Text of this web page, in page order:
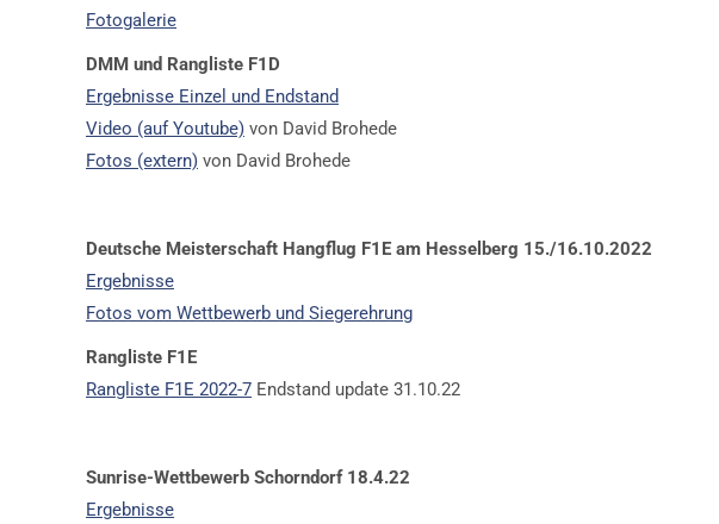
Fotogalerie
DMM und Rangliste F1D
Ergebnisse Einzel und Endstand
Video (auf Youtube) von David Brohede
Fotos (extern) von David Brohede
Deutsche Meisterschaft Hangflug F1E am Hesselberg 15./16.10.2022
Ergebnisse
Fotos vom Wettbewerb und Siegerehrung
Rangliste F1E
Rangliste F1E 2022-7 Endstand update 31.10.22
Sunrise-Wettbewerb Schorndorf 18.4.22
Ergebnisse